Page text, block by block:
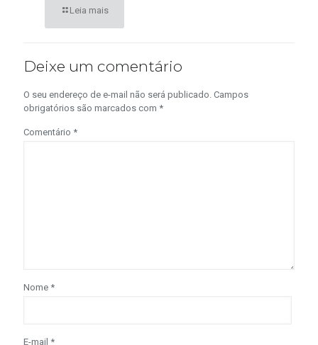
Leia mais
Deixe um comentário
O seu endereço de e-mail não será publicado. Campos
obrigatórios são marcados com *
Comentário *
Nome *
E-mail *